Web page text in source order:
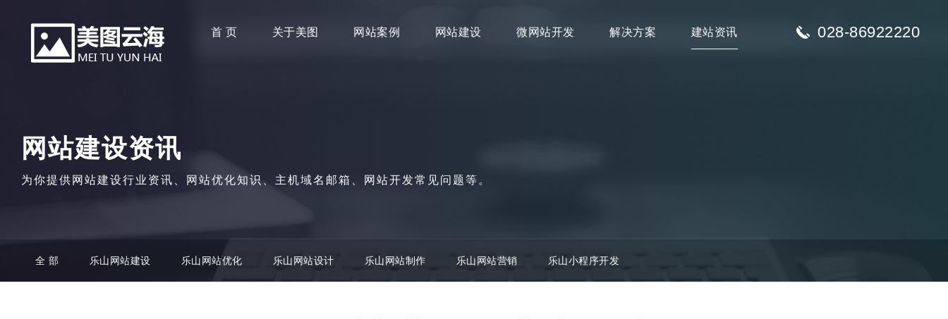
首 页 关于美图 网站案例 网站建设 微网站开发 解决方案 建站资讯 028-86922220
网站建设资讯
为你提供网站建设行业资讯、网站优化知识、主机域名邮箱、网站开发常见问题等。
全 部 乐山网站建设 乐山网站优化 乐山网站设计 乐山网站制作 乐山网站营销 乐山小程序开发